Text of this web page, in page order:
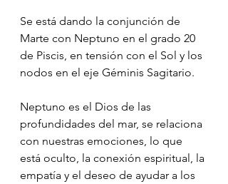
Se está dando la conjunción de
Marte con Neptuno en el grado 20
de Piscis, en tensión con el Sol y los
nodos en el eje Géminis Sagitario.
Neptuno es el Dios de las
profundidades del mar, se relaciona
con nuestras emociones, lo que
está oculto, la conexión espiritual, la
empatía y el deseo de ayudar a los